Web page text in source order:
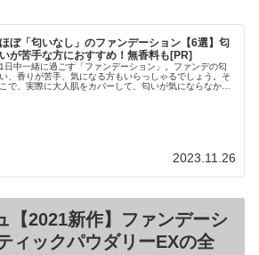
ほぼ「匂いなし」のファンデーション【6選】匂
いが苦手な方におすすめ！無香料も[PR]
1日中一緒に過ごす「ファンデーション」。ファンデの匂
い、香りが苦手、気になる方もいらっしゃるでしょう。そ
こで、実際に大人肌をカバーして、匂いが気にならなかっ
2023.11.26
【2021新作】ファンデーシ
ィックパウダリーEXの全